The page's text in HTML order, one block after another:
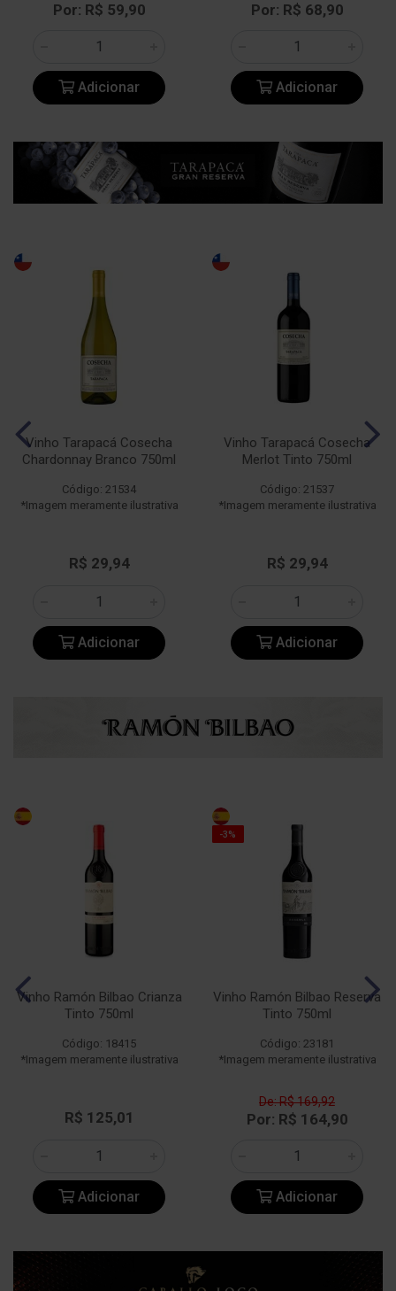
Por: R$ 59,90
Adicionar
Por: R$ 68,90
Adicionar
Vinho Tarapacá Cosecha
Chardonnay Branco 750ml
Código: 21534
*Imagem meramente ilustrativa
R$ 29,94
Adicionar
Vinho Tarapacá Cosecha
Merlot Tinto 750ml
Código: 21537
*Imagem meramente ilustrativa
R$ 29,94
Adicionar
Vinho Ramón Bilbao Crianza
Tinto 750ml
Código: 18415
*Imagem meramente ilustrativa
R$ 125,01
Adicionar
-3%
Vinho Ramón Bilbao Reserva
Tinto 750ml
Código: 23181
*Imagem meramente ilustrativa
De: R$ 169,92
Por: R$ 164,90
Adicionar